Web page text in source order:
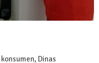
Dinas